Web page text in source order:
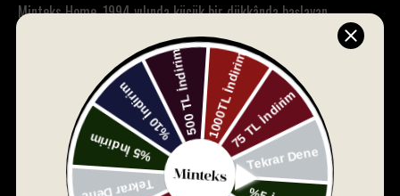
Minteks Home, 1994 yılında küçük bir dükkânda başlayan
yolculuğunu, bugün 30.000 metrekare açık ve 8.500 metrekare
kapalı alanda, dünya çapında tanınan bir marka olarak sürdürüyor.
Bursa merkezli bu marka, yenilikçi misyonuyla ev tekstili
sektöründe fark yaratmayı hedeflemektedir.
Kaydol ve 10% indirim kazan. Kod : HOSGELDİN10